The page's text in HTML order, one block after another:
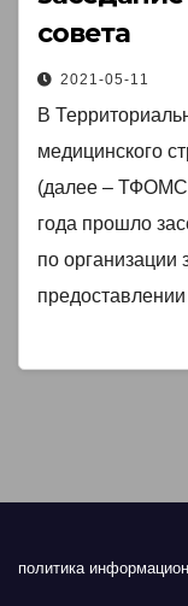
совета￼
2021-05-11
В
медицинского
(далее – ТФОМС
года прошло
по организации
политика